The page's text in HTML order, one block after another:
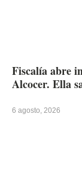
Fiscalía abre
Alcocer. Ella
6 agosto, 2026